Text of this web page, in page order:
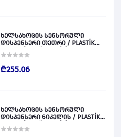
ხელსახოცის სენსორული
დისპენსერი თეთრი / PLASTİK
028829
₾255.06
ხელსახოცის სენსორული
დისპენსერი ნიკელის / PLASTİK
028830